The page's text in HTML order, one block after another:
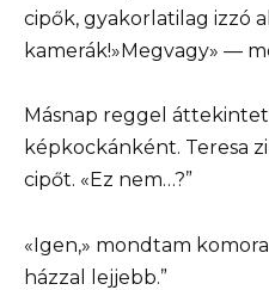
cipők, gyakorlatilag izzó
kamerák!»Megvagy» —
Másnap reggel
képkockánként. Teresa
cipőt. «Ez nem…?”
«Igen,» mondtam
házzal lejjebb.”